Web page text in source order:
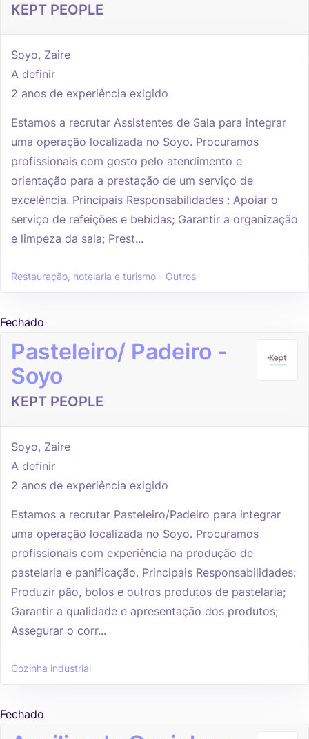
KEPT PEOPLE
Soyo, Zaire
A definir
2 anos de experiência exigido
Estamos a recrutar Assistentes de Sala para integrar
uma operação localizada no Soyo. Procuramos
profissionais com gosto pelo atendimento e
orientação para a prestação de um serviço de
excelência. Principais Responsabilidades : Apoiar o
serviço de refeições e bebidas; Garantir a organização
e limpeza da sala; Prest...
Restauração, hotelaria e turismo - Outros
Fechado
Pasteleiro/ Padeiro -
Soyo
KEPT PEOPLE
Soyo, Zaire
A definir
2 anos de experiência exigido
Estamos a recrutar Pasteleiro/Padeiro para integrar
uma operação localizada no Soyo. Procuramos
profissionais com experiência na produção de
pastelaria e panificação. Principais Responsabilidades:
Produzir pão, bolos e outros produtos de pastelaria;
Garantir a qualidade e apresentação dos produtos;
Assegurar o corr...
Cozinha industrial
Fechado